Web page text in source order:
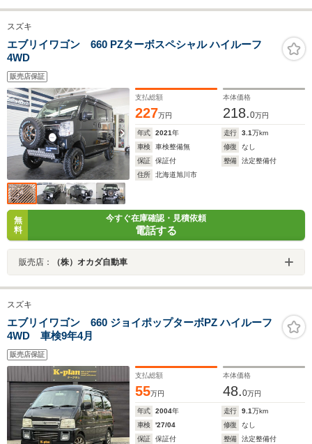
スズキ
エブリイワゴン 660 PZターボスペシャル ハイルーフ
4WD
販売店保証
支払総額
227万円
本体価格
218.0万円
年式 2021年 走行 3.1万km
車検
車検整備無 修復
なし
保証
保証付 整備
法定整備付
住所
北海道旭川市
無
料
今すぐ在庫確認・見積依頼
電話する
販売店： （株）オカダ自動車
スズキ
エブリイワゴン 660 ジョイポップターボPZ ハイルーフ
4WD 車検9年4月
販売店保証
支払総額
55万円
本体価格
48.0万円
年式 2004年 走行 9.1万km
車検
'27/04 修復
なし
保証
保証付 整備
法定整備付